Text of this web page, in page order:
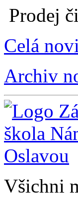
Prodej
Celá
Archiv
Všichni